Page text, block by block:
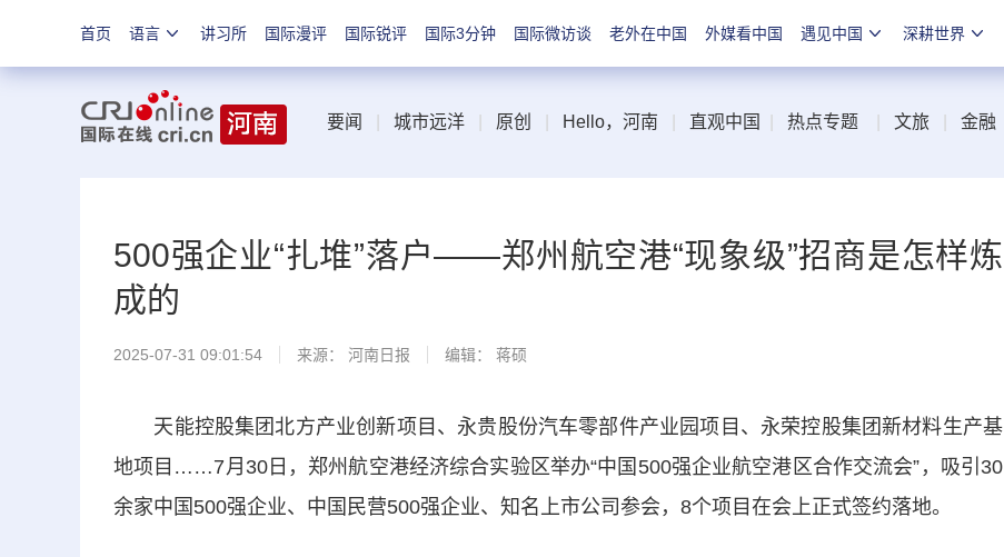
首页 语言 讲习所 国际漫评 国际锐评 国际3分钟 国际微访谈 老外在中国 外媒看中国 遇见中国 深耕世界
要闻 城市远洋 原创 Hello，河南 直观中国 热点专题 文旅 金融
500强企业“扎堆”落户——郑州航空港“现象级”招商是怎样炼
成的
2025-07-31 09:01:54 来源： 河南日报 编辑： 蒋硕
天能控股集团北方产业创新项目、永贵股份汽车零部件产业园项目、永荣控股集团新材料生产基
地项目……7月30日，郑州航空港经济综合实验区举办“中国500强企业航空港区合作交流会”，吸引30
余家中国500强企业、中国民营500强企业、知名上市公司参会，8个项目在会上正式签约落地。